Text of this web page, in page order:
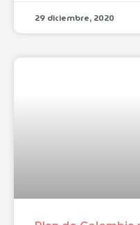
29 diciembre, 2020